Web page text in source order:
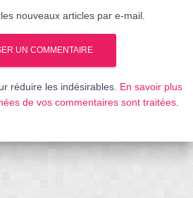
nouveaux articles par e-mail.
réduire les indésirables. En savoir plus
de vos commentaires sont traitées